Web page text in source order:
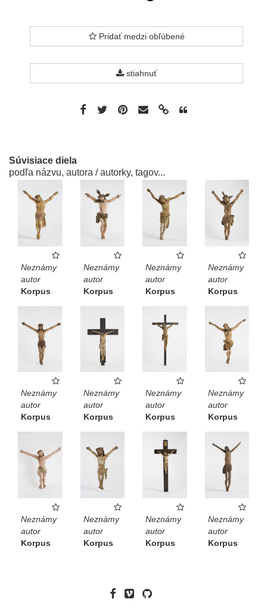
Pridať medzi obľúbené
stiahnuť
Súvisiace diela
podľa názvu, autora / autorky, tagov...
Neznámy
autor
Korpus
Neznámy
autor
Korpus
Neznámy
autor
Korpus
Neznámy
autor
Korpus
Neznámy
autor
Korpus
Neznámy
autor
Korpus
Neznámy
autor
Korpus
Neznámy
autor
Korpus
Neznámy
autor
Korpus
Neznámy
autor
Korpus
Neznámy
autor
Korpus
Neznámy
autor
Korpus